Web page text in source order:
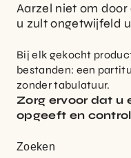
Aarzel niet om
u zult ongetwijfeld
Bij elk gekocht
bestanden: een
zonder tabulatuur.
Zorg ervoor dat u
opgeeft en
Zoeken